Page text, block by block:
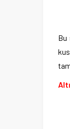
Bu